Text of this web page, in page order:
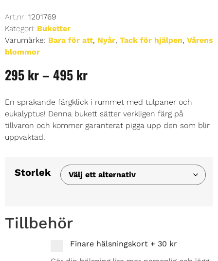
Art.nr: 1201769
Kategori: Buketter
Varumärke: Bara för att, Nyår, Tack för hjälpen, Vårens
blommor
295 kr– 495 kr
En sprakande färgklick i rummet med tulpaner och
eukalyptus! Denna bukett sätter verkligen färg på
tillvaron och kommer garanterat pigga upp den som blir
uppvaktad.
Storlek
Tillbehör
Finare hälsningskort + 30 kr